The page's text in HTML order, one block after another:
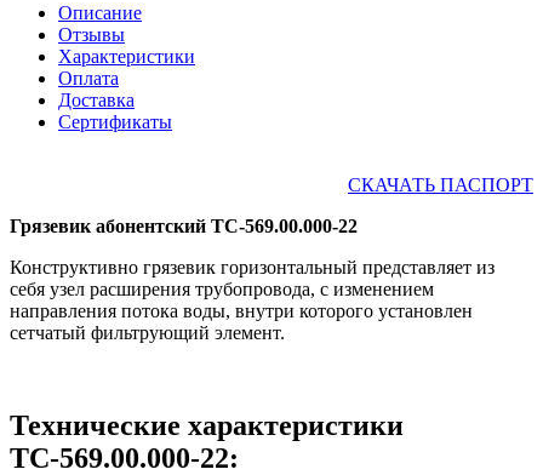
Описание
Отзывы
Характеристики
Оплата
Доставка
Сертификаты
СКАЧАТЬ ПАСПОРТ
Грязевик абонентский ТС-569.00.000-22
Конструктивно грязевик горизонтальный представляет из
себя узел расширения трубопровода, с изменением
направления потока воды, внутри которого установлен
сетчатый фильтрующий элемент.
Технические характеристики
ТС-569.00.000-22: